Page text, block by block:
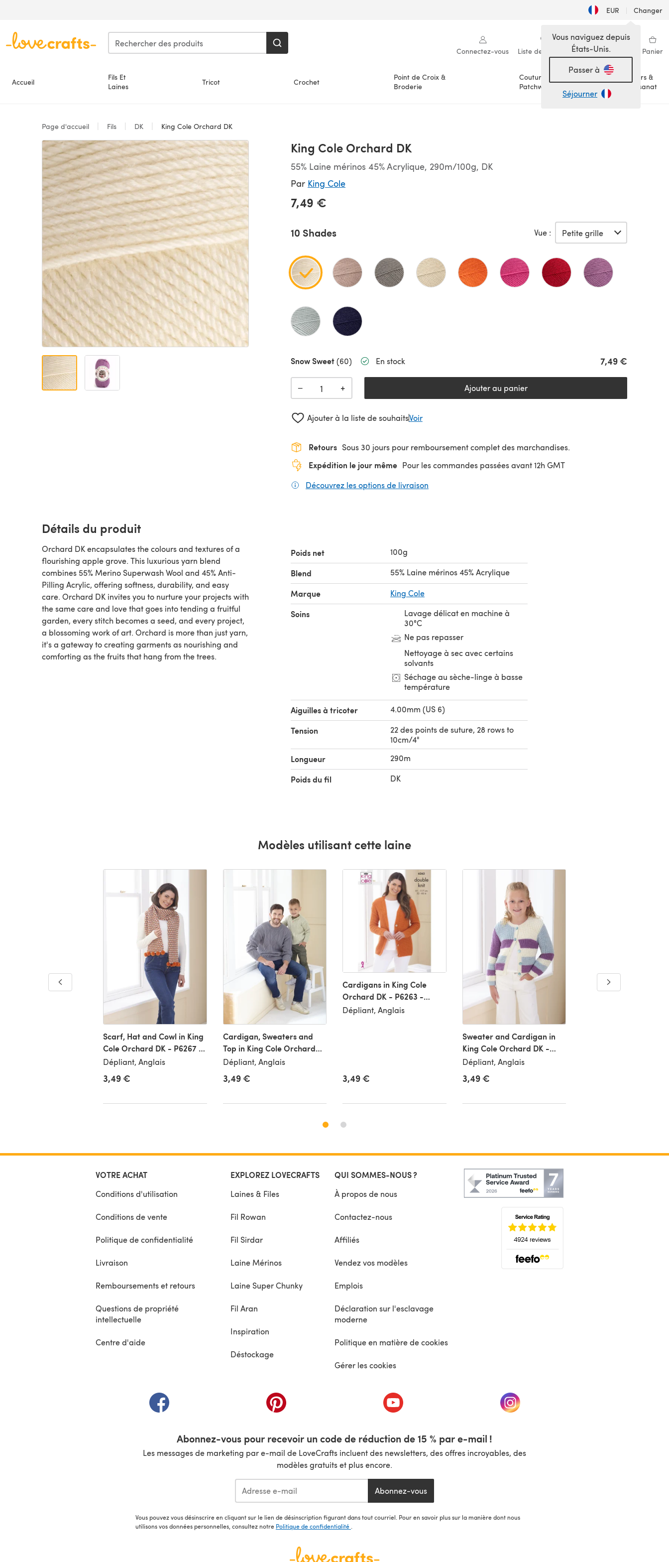
EUR | Changer
Connectez-vous Liste de souhaits Ma bibliothèque Panier
Accueil
Fils Et
Laines
Tricot Crochet
Point de Croix &
Broderie
Couture &
Patchwork
Loisirs &
Artisanat
Vous naviguez depuis
États-Unis.
Passer à
Séjourner
Page d'accueil Fils DK King Cole Orchard DK
King Cole Orchard DK
55% Laine mérinos 45% Acrylique, 290m/100g, DK
Par King Cole
7,49 €
10 Shades Vue :
Snow Sweet(60) En stock 7,49 €
− + Ajouter au panier
Ajouter à la liste de souhaitsVoir
Retours Sous 30 jours pour remboursement complet des marchandises.
Expédition le jour même Pour les commandes passées avant 12h GMT
Découvrez les options de livraison
Détails du produit
Orchard DK encapsulates the colours and textures of a
flourishing apple grove. This luxurious yarn blend
combines 55% Merino Superwash Wool and 45% Anti-
Pilling Acrylic, offering softness, durability, and easy
care. Orchard DK invites you to nurture your projects with
the same care and love that goes into tending a fruitful
garden, every stitch becomes a seed, and every project,
a blossoming work of art. Orchard is more than just yarn,
it's a gateway to creating garments as nourishing and
comforting as the fruits that hang from the trees.
Poids net 100g
Blend 55% Laine mérinos 45% Acrylique
Marque King Cole
Soins
Lavage délicat en machine à
30°C
Ne pas repasser
Nettoyage à sec avec certains
solvants
Séchage au sèche-linge à basse
température
Aiguilles à tricoter 4.00mm (US 6)
Tension
22 des points de suture, 28 rows to
10cm/4"
Longueur 290m
Poids du fil DK
Modèles utilisant cette laine
in King Cole
Scarf, Hat and Cowl in King
Cole Orchard DK - P6267 -
Leaflet
Dépliant, Anglais
3,49 €
Cardigan, Sweaters and
Top in King Cole Orchard
DK - P6266 - Leaflet
Dépliant, Anglais
3,49 €
Cardigans in King Cole
Orchard DK - P6263 -
Leaflet
Dépliant, Anglais
3,49 €
Sweater and Cardigan in
King Cole Orchard DK -
P6260 - Leaflet
Dépliant, Anglais
3,49 €
VOTRE ACHAT
Conditions d'utilisation
Conditions de vente
Politique de confidentialité
Livraison
Remboursements et retours
Questions de propriété
intellectuelle
Centre d'aide
EXPLOREZ LOVECRAFTS
Laines & Files
Fil Rowan
Fil Sirdar
Laine Mérinos
Laine Super Chunky
Fil Aran
Inspiration
Déstockage
QUI SOMMES-NOUS ?
À propos de nous
Contactez-nous
Affiliés
Vendez vos modèles
Emplois
Déclaration sur l'esclavage
moderne
Politique en matière de cookies
Gérer les cookies
(s'ouvre dans un nouvel onglet) (s'ouvre dans un nouvel onglet) (s'ouvre dans un nouvel onglet) (s'ouvre dans un nouvel onglet)
Abonnez-vous pour recevoir un code de réduction de 15 % par e-mail !
Les messages de marketing par e-mail de LoveCrafts incluent des newsletters, des offres incroyables, des
modèles gratuits et plus encore.
Abonnez-vous
Vous pouvez vous désinscrire en cliquant sur le lien de désinscription figurant dans tout courriel. Pour en savoir plus sur la manière dont nous
utilisons vos données personnelles, consultez notre Politique de confidentialité .